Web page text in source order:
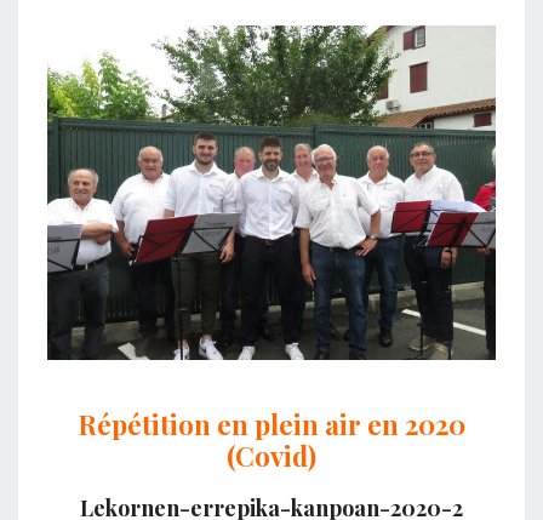
Répétition en plein air en 2020
(Covid)
Lekornen-errepika-kanpoan-2020-2